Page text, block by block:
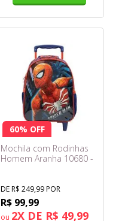
60% OFF
Mochila com Rodinhas
Homem Aranha 10680 -
DE R$ 249,99 POR
R$ 99,99
ou 2X DE R$ 49,99